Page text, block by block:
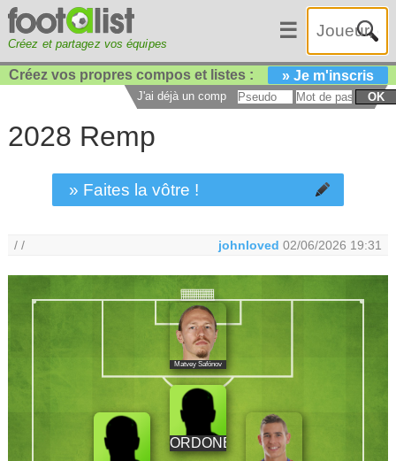
Créez et partagez vos équipes
☰
Créez vos propres compos et listes : » Je m'inscris
J'ai déjà un compte : OK
2028 Remp
» Faites la vôtre !
/ / johnloved 02/06/2026 19:31
Matvey Safónov
ORDONEZ